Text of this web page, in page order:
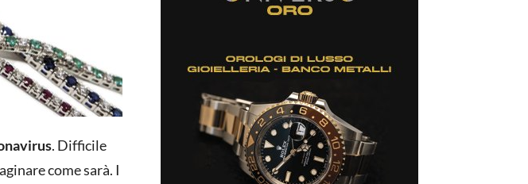
. Difficile
come sarà. I